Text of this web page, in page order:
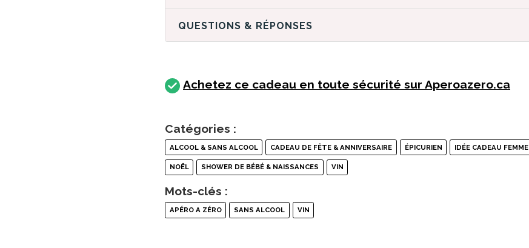
QUESTIONS & RÉPONSES
Achetez ce cadeau en toute sécurité sur Aperoazero.ca
Catégories :
ALCOOL & SANS ALCOOL CADEAU DE FÊTE & ANNIVERSAIRE ÉPICURIEN IDÉE CADEAU FEMME
NOËL SHOWER DE BÉBÉ & NAISSANCES VIN
Mots-clés :
APÉRO A ZÉRO SANS ALCOOL VIN